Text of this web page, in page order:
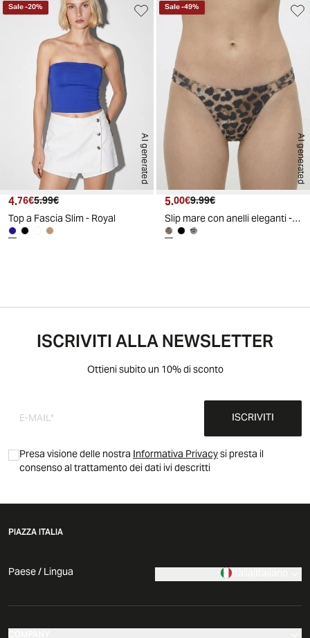
AI generated
Sale-20%
Prezzo attuale
4.76€ Prezzo originale
5.99€
Top a Fascia Slim - Royal
AI generated
Sale-49%
Prezzo attuale
5.00€ Prezzo originale
9.99€
Slip mare con anelli eleganti - Leopardato
ISCRIVITI ALLA NEWSLETTER
Ottieni subito un 10% di sconto
ISCRIVITI
Presa visione delle nostraInformativa Privacysi presta il
consenso al trattamento dei dati ivi descritti
PIAZZA ITALIA
Paese / Lingua Italia|Italiano